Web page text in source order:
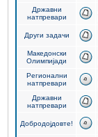
Државни
натпревари
Други задачи
Македонски
Олимпијади
Регионални
натпревари
Државни
натпревари
Добродојдовте!